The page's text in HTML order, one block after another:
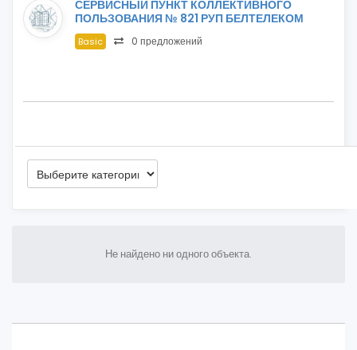
СЕРВИСНЫЙ ПУНКТ КОЛЛЕКТИВНОГО
ПОЛЬЗОВАНИЯ № 821 РУП БЕЛТЕЛЕКОМ
Basic 0 предложений
Не найдено ни одного объекта.